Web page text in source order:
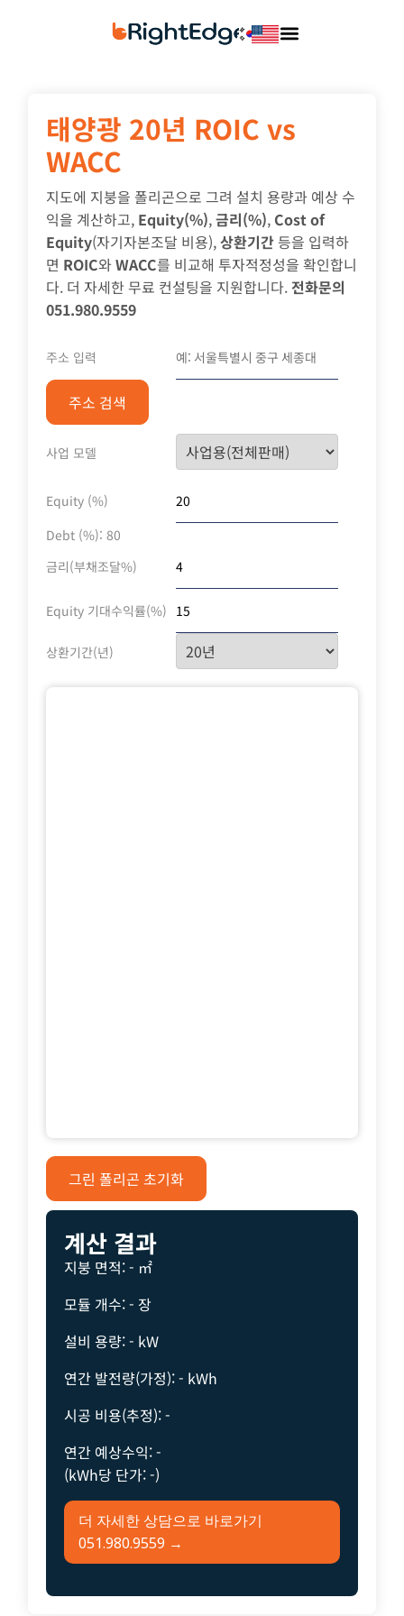
태양광 20년 ROIC vs
WACC
지도에 지붕을 폴리곤으로 그려 설치 용량과 예상 수
익을 계산하고, Equity(%),금리(%), Cost of
Equity(자기자본조달 비용),상환기간등을 입력하
면 ROIC와WACC를 비교해 투자적정성을 확인합니
다. 더 자세한 무료 컨설팅을 지원합니다.전화문의
051.980.9559
주소 입력
주소 검색
사업 모델
Equity (%)
Debt (%):80
금리(부채조달%)
Equity 기대수익률(%)
상환기간(년)
그린 폴리곤 초기화
계산 결과
지붕 면적:- ㎡
모듈 개수:- 장
설비 용량:- kW
연간 발전량(가정):- kWh
시공 비용(추정):-
연간 예상수익:-
(kWh당 단가:-)
더 자세한 상담으로 바로가기
051.980.9559 →